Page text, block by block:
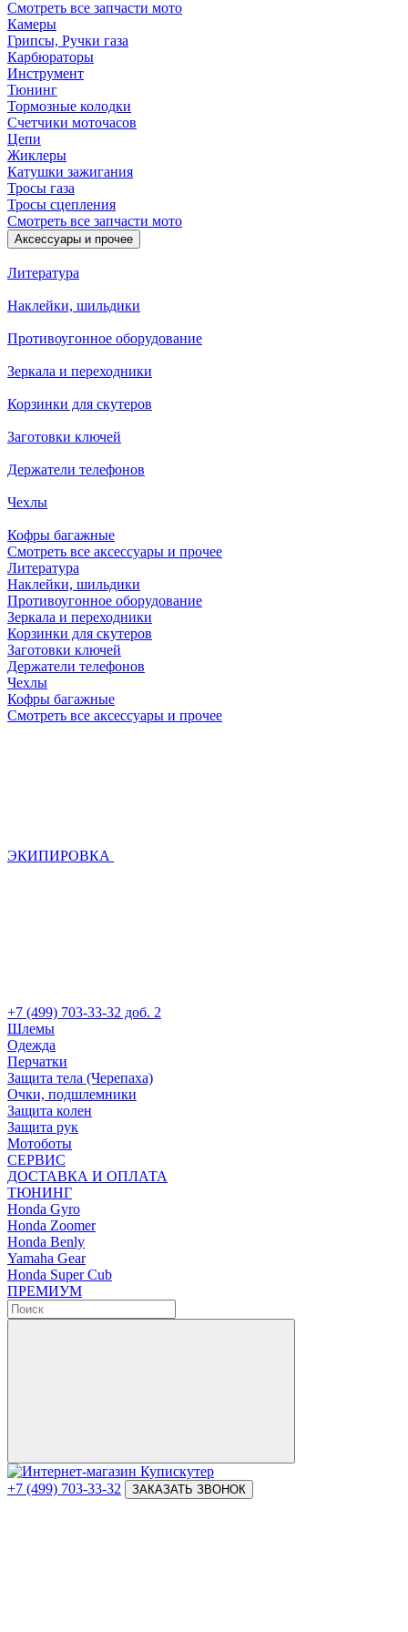
Смотреть все запчасти мото
Камеры
Грипсы, Ручки газа
Карбюраторы
Инструмент
Тюнинг
Тормозные колодки
Счетчики моточасов
Цепи
Жиклеры
Катушки зажигания
Тросы газа
Тросы сцепления
Смотреть все запчасти мото
Аксессуары и прочее
Литература
Наклейки, шильдики
Противоугонное оборудование
Зеркала и переходники
Корзинки для скутеров
Заготовки ключей
Держатели телефонов
Чехлы
Кофры багажные
Смотреть все аксессуары и прочее
Литература
Наклейки, шильдики
Противоугонное оборудование
Зеркала и переходники
Корзинки для скутеров
Заготовки ключей
Держатели телефонов
Чехлы
Кофры багажные
Смотреть все аксессуары и прочее
ЭКИПИРОВКА
+7 (499) 703-33-32 доб. 2
Шлемы
Одежда
Перчатки
Защита тела (Черепаха)
Очки, подшлемники
Защита колен
Защита рук
Мотоботы
СЕРВИС
ДОСТАВКА И ОПЛАТА
ТЮНИНГ
Honda Gyro
Honda Zoomer
Honda Benly
Yamaha Gear
Honda Super Cub
ПРЕМИУМ
+7 (499) 703-33-32 ЗАКАЗАТЬ ЗВОНОК